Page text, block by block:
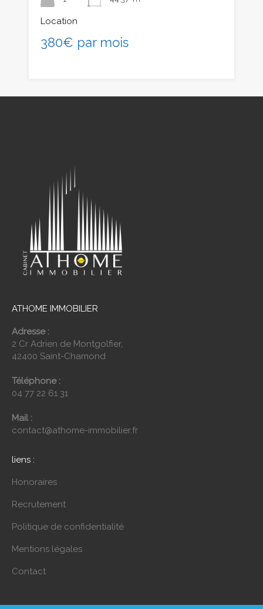
Location
380€ par mois
ATHOME IMMOBILIER
Adresse :
2 Cr Adrien de Montgolfier,
42400 Saint-Chamond
Téléphone :
04 77 22 61 31
Mail :
contact@athome-immobilier.fr
liens :
Honoraires
Recrutement
Politique de confidentialité
Mentions légales
Contact